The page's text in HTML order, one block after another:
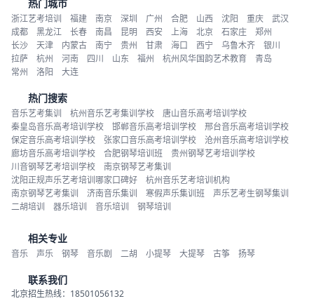
热门城市
浙江艺考培训 福建 南京 深圳 广州 合肥 山西 沈阳 重庆
武汉
成都
黑龙江 长春 南昌 昆明 西安 上海 北京 石家庄
郑州
长沙
天津 内蒙古 南宁 贵州 甘肃 海口 西宁 乌鲁木齐
银川
拉萨
杭州 河南 四川 山东 福州 杭州风华国韵艺术教育
青岛
常州
洛阳 大连
热门搜索
音乐艺考集训 杭州音乐艺考集训学校
唐山音乐高考培训学校
秦皇岛音乐高考培训学校
邯郸音乐高考培训学校
邢台音乐高考培训学校
保定音乐高考培训学校
张家口音乐高考培训学校
沧州音乐高考培训学校
廊坊音乐高考培训学校
合肥钢琴培训班
贵州钢琴艺考培训学校
川音钢琴艺考培训学校
南京钢琴艺考集训
沈阳正规声乐艺考培训哪家口碑好
杭州音乐艺考培训机构
南京钢琴艺考集训
济南音乐集训 寒假声乐集训班
声乐艺考生钢琴集训
二胡培训
器乐培训 音乐培训 钢琴培训
相关专业
音乐 声乐 钢琴 音乐剧 二胡 小提琴 大提琴 古筝 扬琴
联系我们
北京招生热线：18501056132